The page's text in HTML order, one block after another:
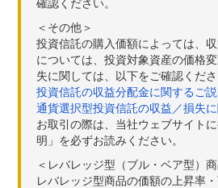
確認ください。
＜その他＞
投資信託の購入価額によっては、
については、投資対象資産の価格
失に関しては、以下をご確認くださ
投資信託の収益分配金に関するご説
通貨選択型投資信託の収益／損失
お取引の際は、当社ウェブサイト
明」を必ずお読みください。
＜レバレッジ型（ブル・ベア型）
レバレッジ型商品の価額の上昇率